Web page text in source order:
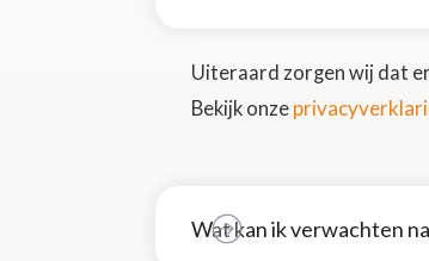
Uiteraard zorgen wij dat
Bekijk onze
Wat kan ik verwachten